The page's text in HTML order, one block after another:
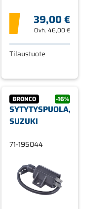
39,00 €
Ovh.46,00 €
Tilaustuote
BRONCO -16%
SYTYTYSPUOLA,
SUZUKI
71-195044